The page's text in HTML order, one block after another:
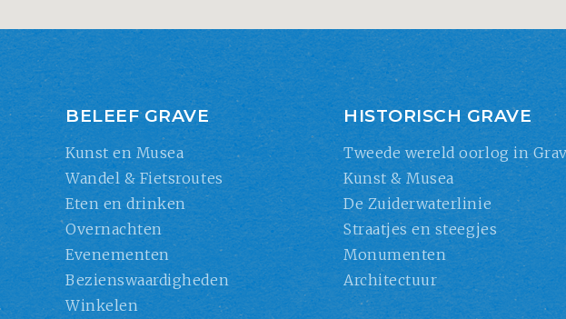
BELEEF GRAVE
Kunst en Musea
Wandel & Fietsroutes
Eten en drinken
Overnachten
Evenementen
Bezienswaardigheden
Winkelen
HISTORISCH GRAVE
Tweede wereld oorlog in
Kunst & Musea
De Zuiderwaterlinie
Straatjes en steegjes
Monumenten
Architectuur